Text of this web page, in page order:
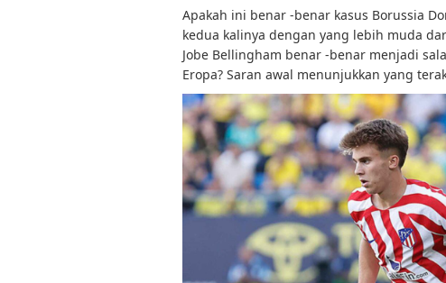
Apakah ini benar -benar kasus Borussia
kedua kalinya dengan yang lebih muda
Jobe Bellingham benar -benar menjadi
Eropa? Saran awal menunjukkan yang